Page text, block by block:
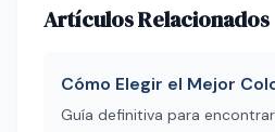
Artículos Relacionados
Cómo Elegir el Mejor
Guía definitiva para